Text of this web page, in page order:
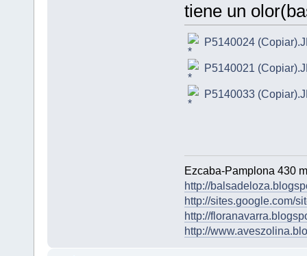
tiene un
P5140024
P5140021
P5140033
Ezcaba-Pamplona 430
http://
http://sites.google.com/
http://
http://